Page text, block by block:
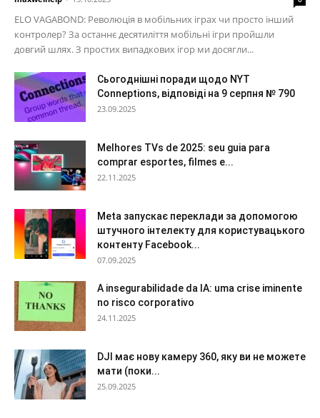
ELO VAGABOND: Революція в мобільних іграх чи просто інший
контролер? За останнє десятиліття мобільні ігри пройшли
довгий шлях. З простих випадкових ігор ми досягли...
Сьогоднішні поради щодо NYT
Conneptions, відповіді на 9 серпня № 790
23.09.2025
Melhores TVs de 2025: seu guia para
comprar esportes, filmes e...
22.11.2025
Meta запускає переклади за допомогою
штучного інтелекту для користувацького
контенту Facebook...
07.09.2025
A insegurabilidade da IA: uma crise iminente
no risco corporativo
24.11.2025
DJI має нову камеру 360, яку ви не можете
мати (поки...
25.09.2025